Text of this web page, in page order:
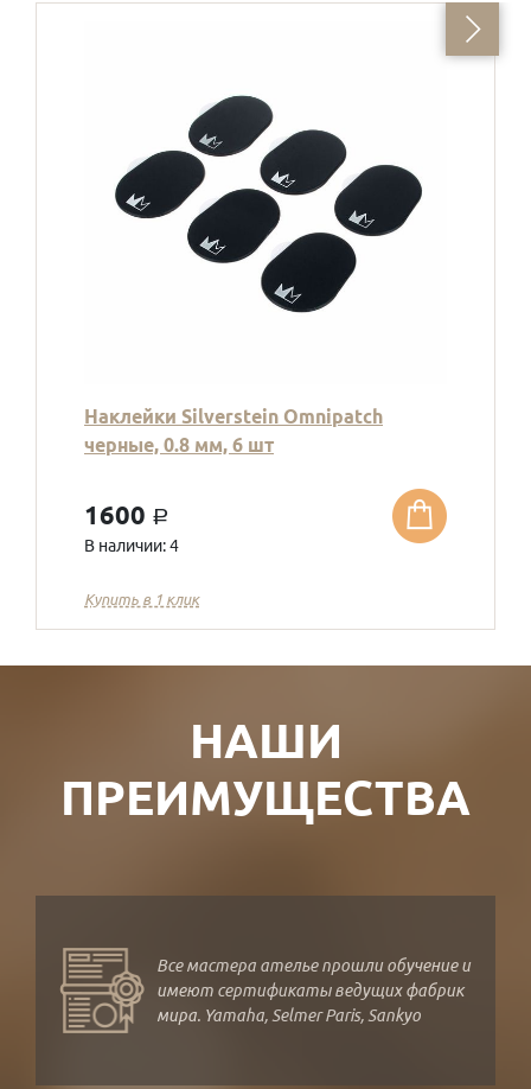
Наклейки Silverstein Omnipatch
черные, 0.8 мм, 6 шт
1600 a
В наличии: 4
Купить в 1 клик
НАШИ
ПРЕИМУЩЕСТВА
Все мастера ателье прошли обучение и
имеют сертификаты ведущих фабрик
мира. Yamaha, Selmer Paris, Sankyo